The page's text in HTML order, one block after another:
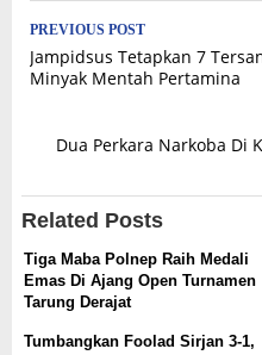
Post
navigation
PREVIOUS POST
Jampidsus Tetapkan 7
Minyak Mentah Pertamina
Dua Perkara Narkoba Di
Related Posts
Tiga Maba Polnep Raih Medali
Emas Di Ajang Open Turnamen
Tarung Derajat
Tumbangkan Foolad Sirjan 3-1,